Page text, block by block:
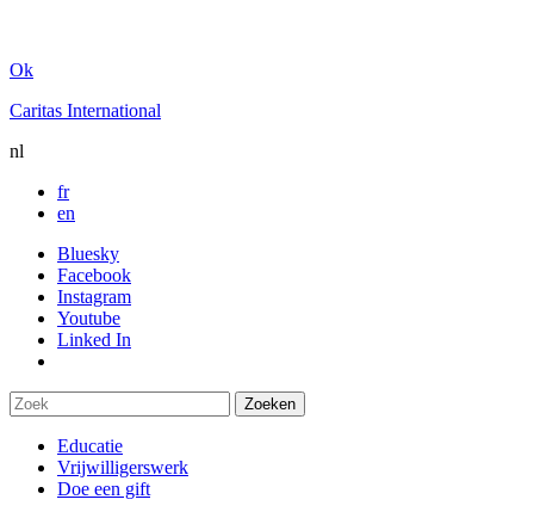
Ok
Caritas International
nl
fr
en
Bluesky
Facebook
Instagram
Youtube
Linked In
Educatie
Vrijwilligerswerk
Doe een gift